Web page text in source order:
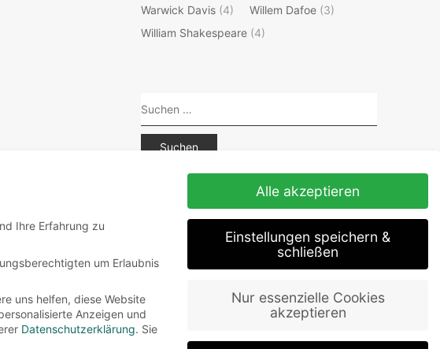
Warwick Davis (4) Willem Dafoe (3)
William Shakespeare (4)
Suchen
Ihre Erfahrung zu
um Erlaubnis
uns helfen, diese Website
Anzeigen und
Datenschutzerklärung. Sie
Alle akzeptieren
Einstellungen speichern &
schließen
Nur essenzielle Cookies
akzeptieren